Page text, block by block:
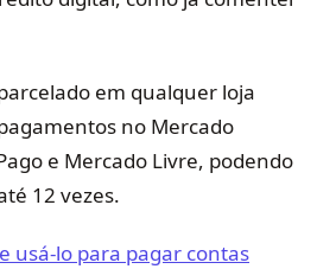
em qualquer loja
no Mercado
e Mercado Livre, podendo
12 vezes.
usá-lo para pagar contas